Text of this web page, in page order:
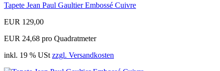
Tapete Jean Paul Gaultier Embossé Cuivre
EUR 129,00
EUR 24,68 pro Quadratmeter
inkl. 19 % USt zzgl. Versandkosten